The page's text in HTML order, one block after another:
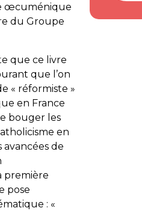
œcuménique
du Groupe
que ce livre
que l’on
« réformiste »
en France
bouger les
en
de
première
pose
: «